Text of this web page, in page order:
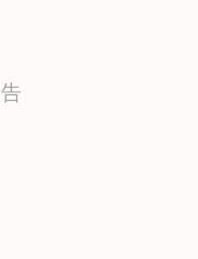
告